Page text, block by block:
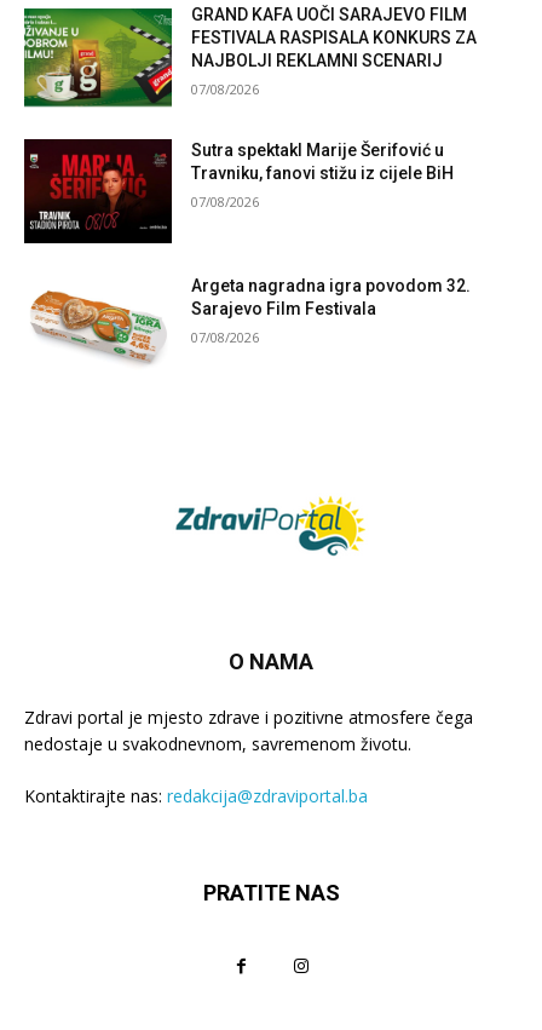
GRAND KAFA UOČI SARAJEVO FILM
FESTIVALA RASPISALA KONKURS ZA
NAJBOLJI REKLAMNI SCENARIJ
07/08/2026
Sutra spektakl Marije Šerifović u
Travniku, fanovi stižu iz cijele BiH
07/08/2026
Argeta nagradna igra povodom 32.
Sarajevo Film Festivala
07/08/2026
O NAMA
Zdravi portal je mjesto zdrave i pozitivne atmosfere čega
nedostaje u svakodnevnom, savremenom životu.
Kontaktirajte nas: redakcija@zdraviportal.ba
PRATITE NAS